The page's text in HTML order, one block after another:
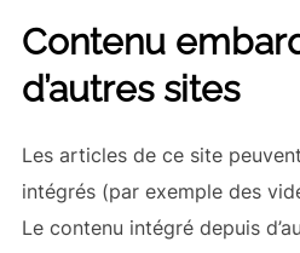
Contenu
d’autres sites
Les articles de ce site
intégrés (par exemple des
Le contenu intégré depuis